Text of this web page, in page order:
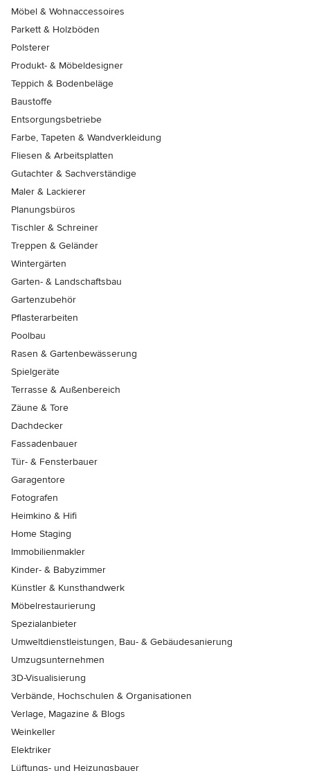
Möbel & Wohnaccessoires
Parkett & Holzböden
Polsterer
Produkt- & Möbeldesigner
Teppich & Bodenbeläge
Baustoffe
Entsorgungsbetriebe
Farbe, Tapeten & Wandverkleidung
Fliesen & Arbeitsplatten
Gutachter & Sachverständige
Maler & Lackierer
Planungsbüros
Tischler & Schreiner
Treppen & Geländer
Wintergärten
Garten- & Landschaftsbau
Gartenzubehör
Pflasterarbeiten
Poolbau
Rasen & Gartenbewässerung
Spielgeräte
Terrasse & Außenbereich
Zäune & Tore
Dachdecker
Fassadenbauer
Tür- & Fensterbauer
Garagentore
Fotografen
Heimkino & Hifi
Home Staging
Immobilienmakler
Kinder- & Babyzimmer
Künstler & Kunsthandwerk
Möbelrestaurierung
Spezialanbieter
Umweltdienstleistungen, Bau- & Gebäudesanierung
Umzugsunternehmen
3D-Visualisierung
Verbände, Hochschulen & Organisationen
Verlage, Magazine & Blogs
Weinkeller
Elektriker
Lüftungs- und Heizungsbauer